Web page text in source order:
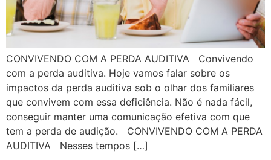
CONVIVENDO COM A PERDA AUDITIVA Convivendo
com a perda auditiva. Hoje vamos falar sobre os
impactos da perda auditiva sob o olhar dos familiares
que convivem com essa deficiência. Não é nada fácil,
conseguir manter uma comunicação efetiva com que
tem a perda de audição. CONVIVENDO COM A PERDA
AUDITIVA Nesses tempos […]